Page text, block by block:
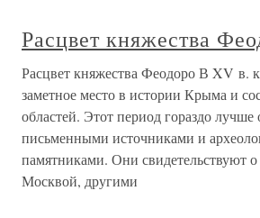
Расцвет княжества
Расцвет княжества Феодоро В XV в.
заметное место в истории Крыма и
областей. Этот период гораздо лучше
письменными источниками и
памятниками. Они свидетельствуют
Москвой, другими